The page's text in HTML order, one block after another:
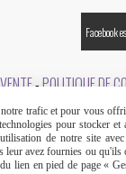
Facebook
POLITIQUE DE
trafic et pour vous
pour stocker et
de notre site
avez fournies ou
lien en pied de page «